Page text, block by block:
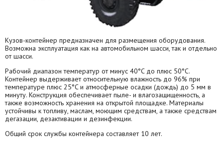
Кузов-контейнер предназначен для размещения оборудования.
Возможна эксплуатация как на автомобильном шасси, так и отдельно
от шасси.
Рабочий диапазон температур от минус 40°C до плюс 50°C.
Контейнер выдерживает относительную влажность до 96% при
температуре плюс 25°C и атмосферные осадки (дождь) до 5 мм в
минуту. Конструкция обеспечивает пыле- и влагозащищенность, а
также возможность хранения на открытой площадке. Материалы
устойчивы к топливу, маслам, моющим средствам, а также средствам
дегазации, дезактивации и дезинфекции.
Общий срок службы контейнера составляет 10 лет.